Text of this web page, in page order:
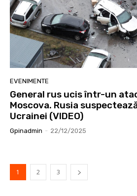
EVENIMENTE
General rus ucis într-un
Moscova. Rusia
Ucrainei (VIDEO)
Gpinadmin - 22/12/2025
1 2 3